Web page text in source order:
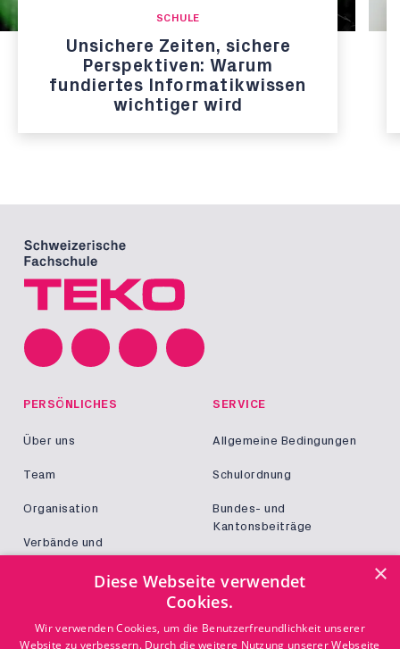
SCHULE
Unsichere Zeiten, sichere
Perspektiven: Warum
fundiertes Informatikwissen
wichtiger wird
PERSÖNLICHES
Über uns
Team
Organisation
Verbände und
SERVICE
Allgemeine Bedingungen
Schulordnung
Bundes- und
Kantonsbeiträge
KONTAKT
×
Diese Webseite verwendet
Cookies.
Wir verwenden Cookies, um die Benutzerfreundlichkeit unserer
Website zu verbessern. Durch die weitere Nutzung unserer Webseite